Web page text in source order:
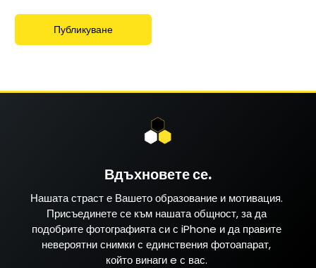
Вдъхновете се.
Нашата страст е Вашето образование и мотивация.
Присъединете се към нашата общност, за да
подобрите фотографията си с iPhone и да правите
невероятни снимки с единствения фотоапарат,
който винаги e с вас.